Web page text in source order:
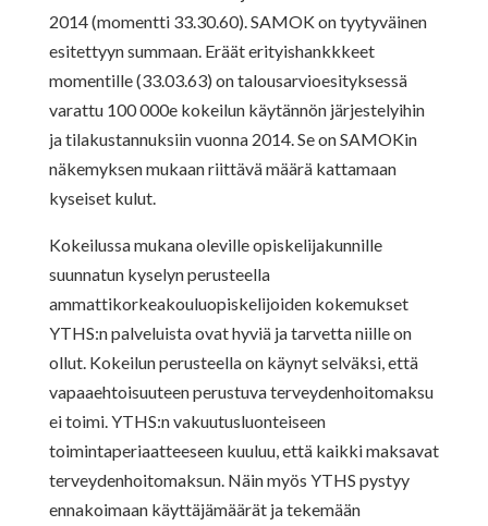
2014 (momentti 33.30.60). SAMOK on tyytyväinen
esitettyyn summaan. Eräät erityishankkkeet
momentille (33.03.63) on talousarvioesityksessä
varattu 100 000e kokeilun käytännön järjestelyihin
ja tilakustannuksiin vuonna 2014. Se on SAMOKin
näkemyksen mukaan riittävä määrä kattamaan
kyseiset kulut.
Kokeilussa mukana oleville opiskelijakunnille
suunnatun kyselyn perusteella
ammattikorkeakouluopiskelijoiden kokemukset
YTHS:n palveluista ovat hyviä ja tarvetta niille on
ollut. Kokeilun perusteella on käynyt selväksi, että
vapaaehtoisuuteen perustuva terveydenhoitomaksu
ei toimi. YTHS:n vakuutusluonteiseen
toimintaperiaatteeseen kuuluu, että kaikki maksavat
terveydenhoitomaksun. Näin myös YTHS pystyy
ennakoimaan käyttäjämäärät ja tekemään